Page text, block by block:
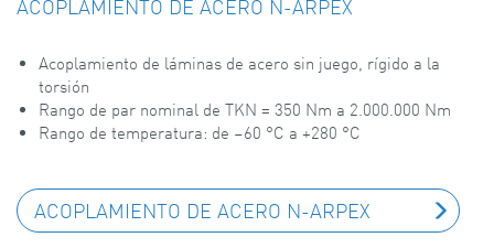
ACOPLAMIENTO DE ACERO N-ARPEX
Acoplamiento de láminas de acero sin juego, rígido a la
torsión
Rango de par nominal de TKN = 350 Nm a 2.000.000 Nm
Rango de temperatura: de –60 °C a +280 °C
ACOPLAMIENTO DE ACERO N-ARPEX